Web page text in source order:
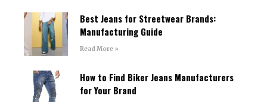
Best Jeans for Streetwear Brands:
Manufacturing Guide
Read More »
How to Find Biker Jeans Manufacturers
for Your Brand